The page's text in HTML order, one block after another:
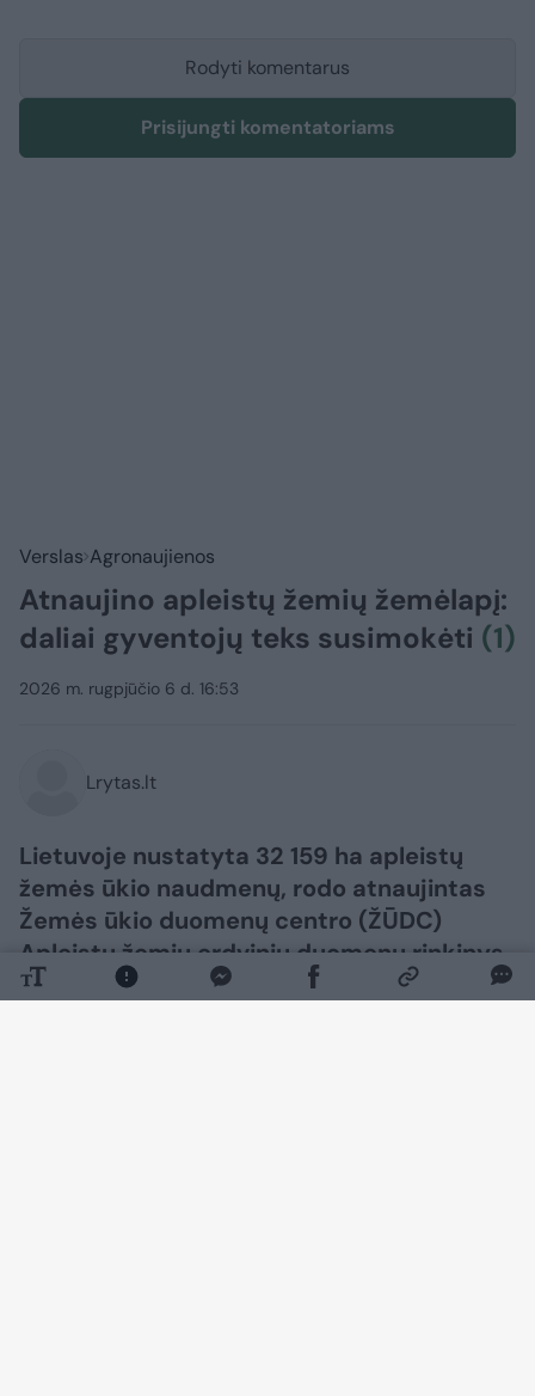
Rodyti komentarus
Prisijungti komentatoriams
Verslas Agronaujienos
Atnaujino apleistų žemių žemėlapį:
daliai gyventojų teks susimokėti (1)
2026 m. rugpjūčio 6 d. 16:53
Lrytas.lt
Lietuvoje nustatyta 32 159 ha apleistų
žemės ūkio naudmenų, rodo atnaujintas
Žemės ūkio duomenų centro (ŽŪDC)
Apleistų žemių erdvinių duomenų rinkinys.